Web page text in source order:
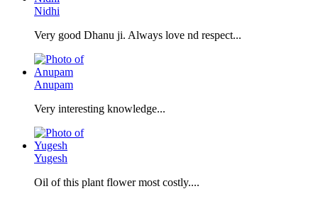
Nidhi
Very good Dhanu ji. Always love nd respect...
Anupam
Very interesting knowledge...
Yugesh
Oil of this plant flower most costly....